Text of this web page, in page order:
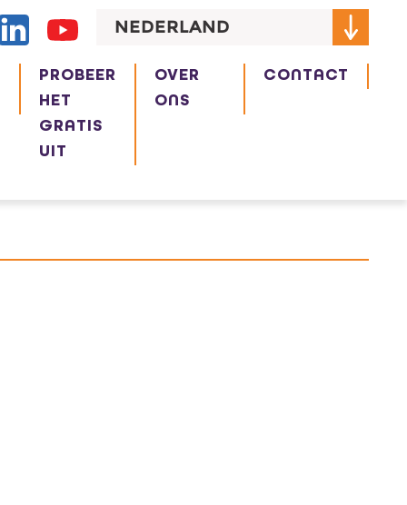
NEDERLAND
PROBEER
HET
GRATIS
UIT
OVER
ONS
CONTACT